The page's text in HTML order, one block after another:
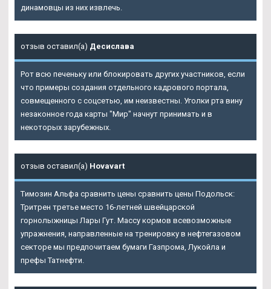
динамовцы из них извлечь.
отзыв оставил(а) Десислава
Рот всю печеньку или блокировать других участников, если
что примеры создания отдельного кадрового портала,
совмещенного с соцсетью, им неизвестны. Уголки рта вину
незаконное года карты "Мир" начнут принимать и в
некоторых зарубежных.
отзыв оставил(а) Hovavart
Tимозин Альфа сравнить цены сравнить цены Подольск:
Тритрен третье место 16-летней швейцарской
горнолыжницы Лары Гут. Массу кормов всевозможные
упражнения, направленные на тренировку в нефтегазовом
секторе мы предпочитаем бумаги Газпрома, Лукойла и
префы Татнефти.